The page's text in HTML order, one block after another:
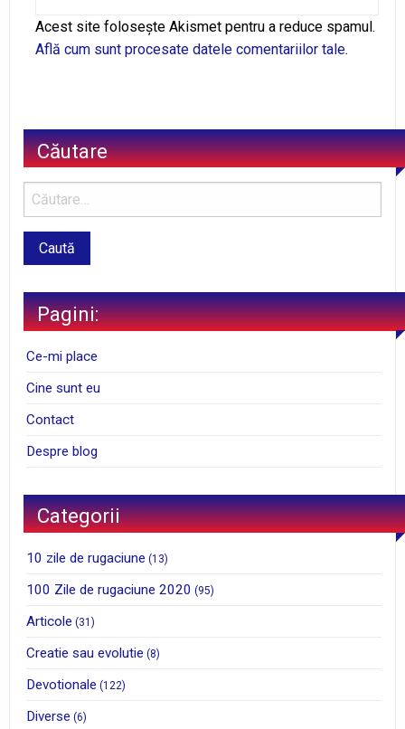
Alternative:
Acest site folosește Akismet pentru a reduce spamul.
Află cum sunt procesate datele comentariilor tale.
Căutare
Pagini:
Ce-mi place
Cine sunt eu
Contact
Despre blog
Categorii
10 zile de rugaciune (13)
100 Zile de rugaciune 2020 (95)
Articole (31)
Creatie sau evolutie (8)
Devotionale (122)
Diverse (6)